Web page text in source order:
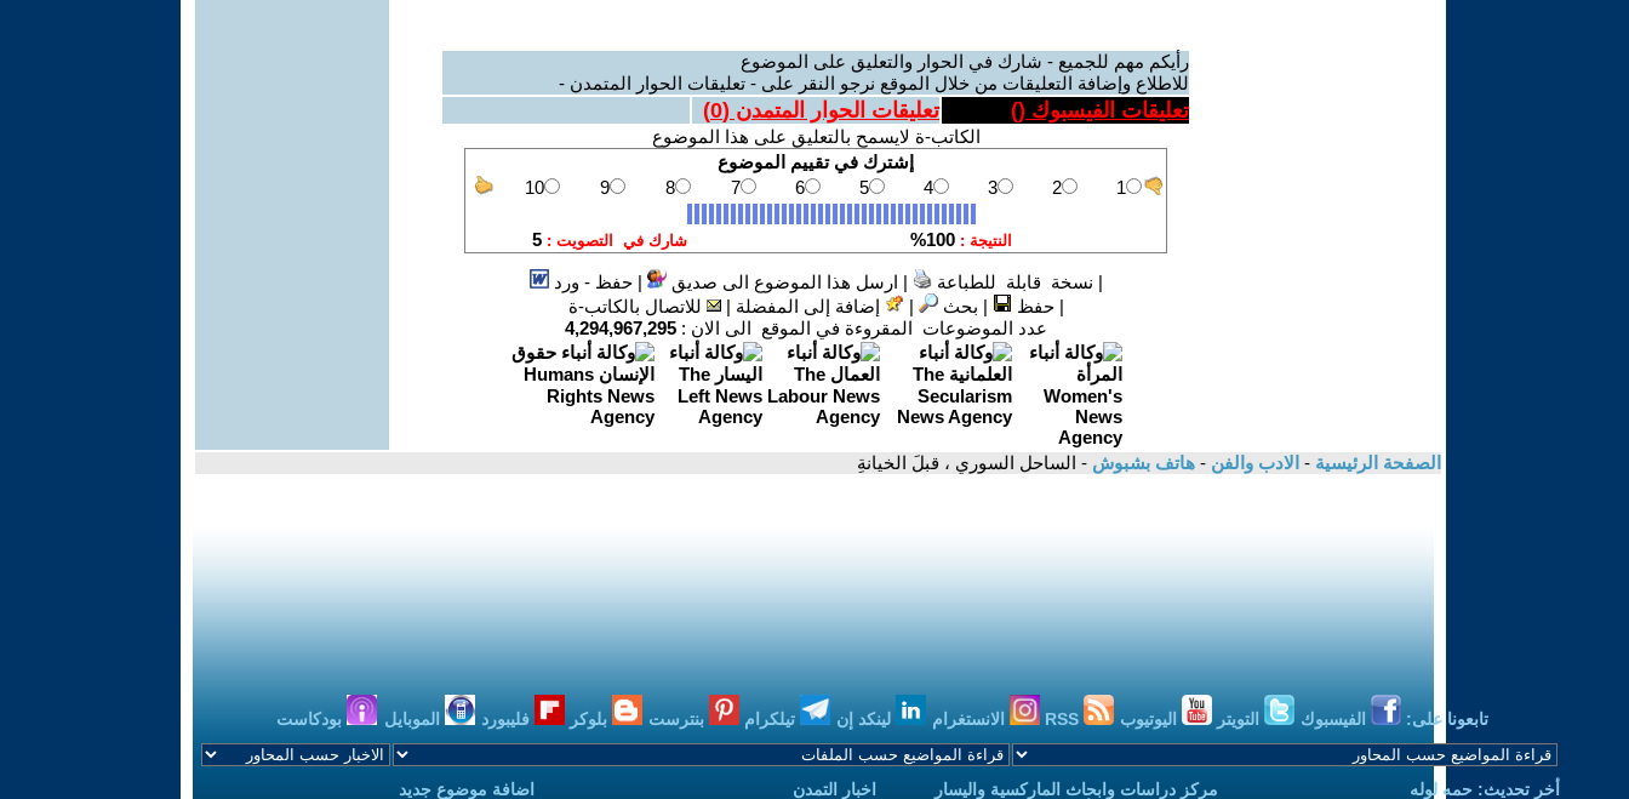
رأيكم مهم للجميع - شارك في الحوار والتعليق على الموضوع
للاطلاع وإضافة التعليقات من خلال الموقع نرجو النقر على - تعليقات الحوار المتمدن -
تعليقات الفيسبوك () تعليقات الحوار المتمدن (0
)
الكاتب-ة لايسمح بالتعليق على هذا الموضوع
| نسخة قابلة للطباعة | ارسل هذا الموضوع الى صديق |حفظ - ورد
|حفظ | بحث | إضافة إلى المفضلة |
للاتصال بالكاتب-ة
عدد الموضوعات المقروءة في الموقع الى الان : 4,294,967,295
الصفحة الرئيسية - الادب والفن - هاتف بشبوش - الساحل السوري ، قبلَ الخيانةِ
تابعونا على: الفيسبوك التويتر اليوتيوب الانستغرام لينكد إن تيلكرام بنترست بلوكر فليبورد الموبايل بودكاست
أخر تحديث: حمه لوله مركز دراسات وابحاث الماركسية واليسار اخبار التمدن اضافة موضوع جديد